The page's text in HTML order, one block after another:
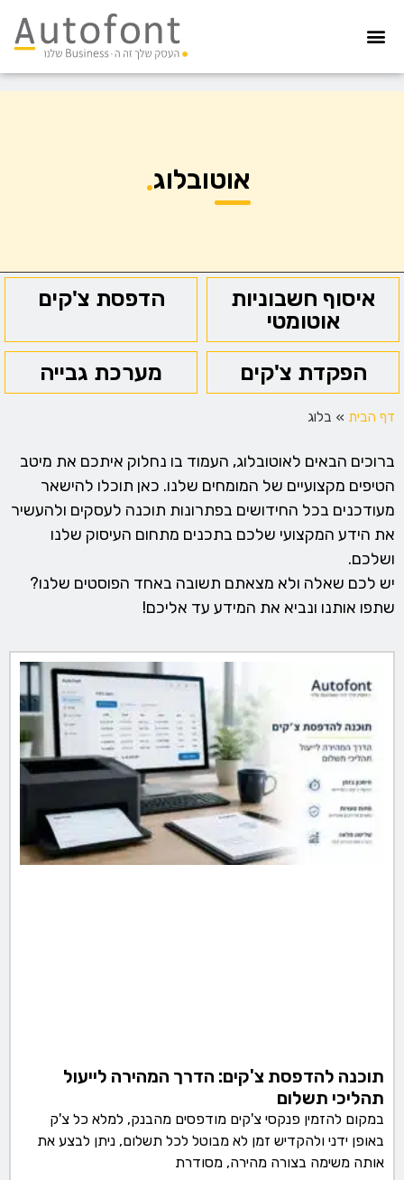
אוטובלוג
איסוף חשבוניות
אוטומטי
הדפסת צ'קים
הפקדת צ'קים מערכת גבייה
דף הבית » בלוג
ברוכים הבאים לאוטובלוג, העמוד בו נחלוק איתכם את מיטב
הטיפים מקצועיים של המומחים שלנו. כאן תוכלו להישאר
מעודכנים בכל החידושים בפתרונות תוכנה לעסקים ולהעשיר
את הידע המקצועי שלכם בתכנים מתחום העיסוק שלנו
ושלכם.
יש לכם שאלה ולא מצאתם תשובה באחד הפוסטים שלנו?
שתפו אותנו ונביא את המידע עד אליכם!
תוכנה להדפסת צ'קים: הדרך המהירה לייעול
תהליכי תשלום
במקום להזמין פנקסי צ'קים מודפסים מהבנק, למלא כל צ'ק
באופן ידני ולהקדיש זמן לא מבוטל לכל תשלום, ניתן לבצע את
אותה משימה בצורה מהירה, מסודרת